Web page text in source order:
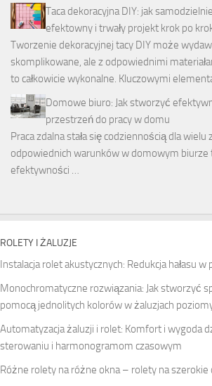
Taca dekoracyjna DIY: jak
efektowny i trwały projekt krok po
Tworzenie dekoracyjnej tacy DIY może
skomplikowane, ale z odpowiednimi
to całkowicie wykonalne. Kluczowymi
Domowe biuro: Jak stworzyć
przestrzeń do pracy w domu
Praca zdalna stała się codziennością dla wielu
odpowiednich warunków w domowym biurze
efektywności …
ROLETY I ŻALUZJE
Instalacja rolet akustycznych: Redukcja hałasu w
Monochromatyczne rozwiązania: Jak stworzyć
pomocą jednolitych kolorów w żaluzjach
Automatyzacja żaluzji i rolet: Komfort i wygoda
sterowaniu i harmonogramom czasowym
Różne rolety na różne okna – rolety na szerokie